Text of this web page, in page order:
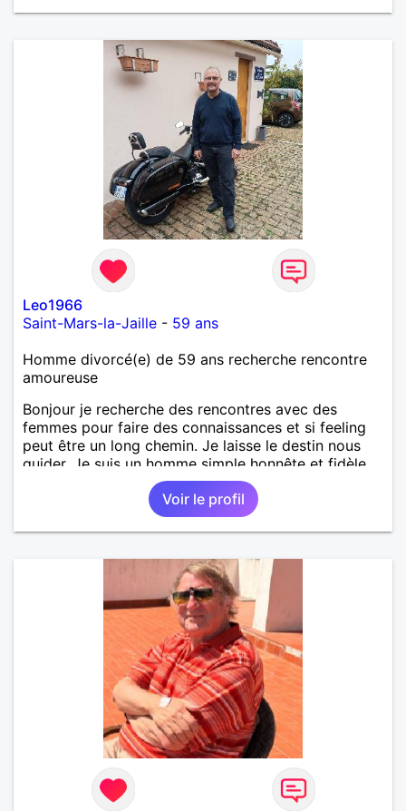
Leo1966
Saint-Mars-la-Jaille - 59 ans
Homme divorcé(e) de 59 ans recherche rencontre
amoureuse
Bonjour je recherche des rencontres avec des
femmes pour faire des connaissances et si feeling
peut être un long chemin. Je laisse le destin nous
guider. Je suis un homme simple honnête et fidèle.
Voir le profil